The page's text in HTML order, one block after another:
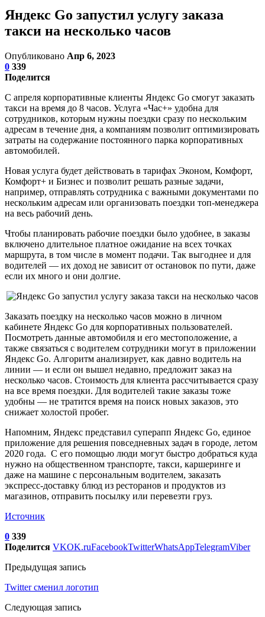
Яндекс Go запустил услугу заказа
такси на несколько часов
Опубликовано Апр 6, 2023
0 339
Поделится
С апреля корпоративные клиенты Яндекс Go смогут заказать
такси на время до 8 часов. Услуга «Час+» удобна для
сотрудников, которым нужны поездки сразу по нескольким
адресам в течение дня, а компаниям позволит оптимизировать
затраты на содержание постоянного парка корпоративных
автомобилей.
Новая услуга будет действовать в тарифах Эконом, Комфорт,
Комфорт+ и Бизнес и позволит решать разные задачи,
например, отправлять сотрудника с важными документами по
нескольким адресам или организовать поездки топ-менеджера
на весь рабочий день.
Чтобы планировать рабочие поездки было удобнее, в заказы
включено длительное платное ожидание на всех точках
маршрута, в том числе в момент подачи. Так выгоднее и для
водителей — их доход не зависит от остановок по пути, даже
если их много и они долгие.
Заказать поездку на несколько часов можно в личном
кабинете Яндекс Go для корпоративных пользователей.
Посмотреть данные автомобиля и его местоположение, а
также связаться с водителем сотрудники могут в приложении
Яндекс Go. Алгоритм анализирует, как давно водитель на
линии — и если он вышел недавно, предложит заказ на
несколько часов. Стоимость для клиента рассчитывается сразу
на все время поездки. Для водителей такие заказы тоже
удобны — не тратится время на поиск новых заказов, это
снижает холостой пробег.
Напомним, Яндекс представил суперапп Яндекс Go, единое
приложение для решения повседневных задач в городе, летом
2020 года. С его помощью люди могут быстро добраться куда
нужно на общественном транспорте, такси, каршеринге и
даже на машине с персональным водителем, заказать
экспресс-доставку блюд из ресторанов и продуктов из
магазинов, отправить посылку или перевезти груз.
Источник
0 339
Поделится VKOK.ruFacebookTwitterWhatsAppTelegramViber
Предыдущая запись
Twitter сменил логотип
Следующая запись